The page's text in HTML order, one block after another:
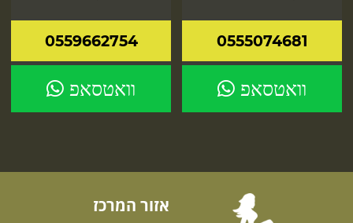
0555074681
וואטסאפ
0559662754
וואטסאפ
אזור המרכז